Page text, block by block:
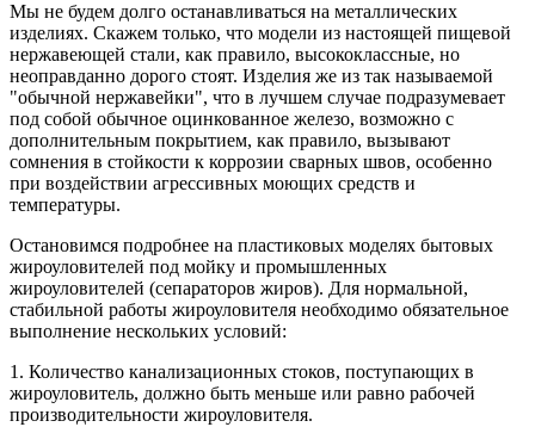
Мы не будем долго останавливаться на металлических
изделиях. Скажем только, что модели из настоящей пищевой
нержавеющей стали, как правило, высококлассные, но
неоправданно дорого стоят. Изделия же из так называемой
"обычной нержавейки", что в лучшем случае подразумевает
под собой обычное оцинкованное железо, возможно с
дополнительным покрытием, как правило, вызывают
сомнения в стойкости к коррозии сварных швов, особенно
при воздействии агрессивных моющих средств и
температуры.
Остановимся подробнее на пластиковых моделях бытовых
жироуловителей под мойку и промышленных
жироуловителей (сепараторов жиров). Для нормальной,
стабильной работы жироуловителя необходимо обязательное
выполнение нескольких условий:
1. Количество канализационных стоков, поступающих в
жироуловитель, должно быть меньше или равно рабочей
производительности жироуловителя.